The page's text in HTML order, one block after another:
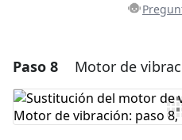
Agregar un
Agregar Comentario
Paso 8 Motor de